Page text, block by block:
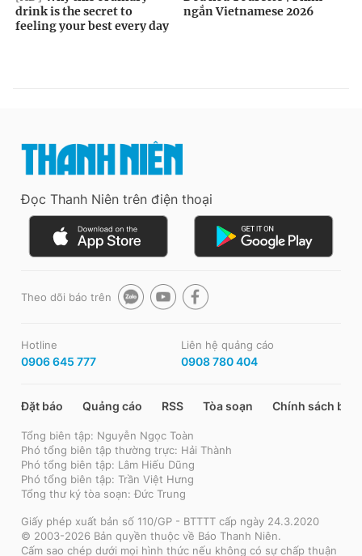
Đọc Thanh Niên trên điện thoại
Theo dõi báo trên
Hotline
0906 645 777
Liên hệ quảng cáo
0908 780 404
Đặt báo Quảng cáo RSS Tòa soạn Chính sách bảo
Tổng biên tập: Nguyễn Ngọc Toàn
Phó tổng biên tập thường trực: Hải Thành
Phó tổng biên tập: Lâm Hiếu Dũng
Phó tổng biên tập: Trần Việt Hưng
Tổng thư ký tòa soạn: Đức Trung
Giấy phép xuất bản số 110/GP - BTTTT cấp ngày 24.3.2020
© 2003-2026 Bản quyền thuộc về Báo Thanh Niên.
Cấm sao chép dưới mọi hình thức nếu không có sự chấp thuận